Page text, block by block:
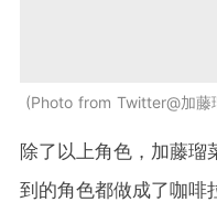
Photo from Twitter@加藤
除了以上角色，加藤瑠
到的角色都做成了咖啡